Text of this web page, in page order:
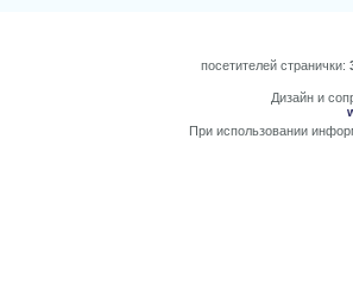
посетителей странички:
Дизайн и
При использовании